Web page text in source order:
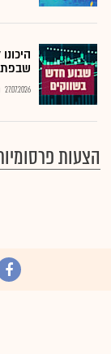
27.07.2026
הצעות